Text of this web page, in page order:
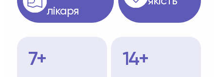
лікаря
7+ 14+